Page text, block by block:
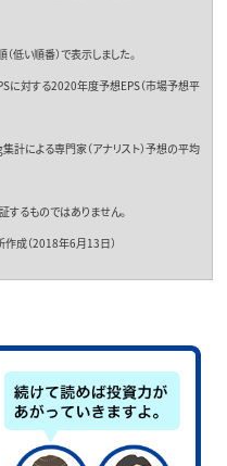
低い順番）で表示しました。
に対する2020年度予想EPS（市場予想平
による専門家（アナリスト）予想の平均
るものではありません。
成（2018年6月13日）